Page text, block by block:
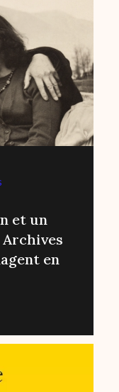
et un
en